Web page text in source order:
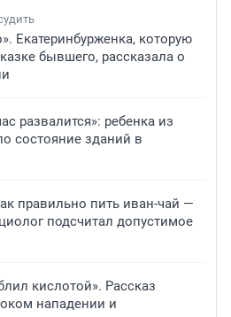
Екатеринбурженка, которую
бывшего, рассказала о
развалится»: ребенка из
состояние зданий в
правильно пить иван-чай —
подсчитал допустимое
кислотой». Рассказ
нападении и